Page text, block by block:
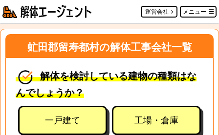
運営会社 メニュー
虻田郡留寿都村の解体工事会社一覧
解体を検討している建物の種類はな
んでしょうか？
一戸建て 工場・倉庫